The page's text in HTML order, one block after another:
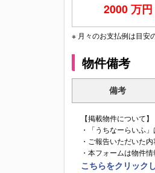
2000 万円
※ 月々のお支払例は目安
物件備考
備考
【掲載物件について】
・「うちなーらいふ
・ご報告いただいた
・本フォームは物件
こちらをクリック